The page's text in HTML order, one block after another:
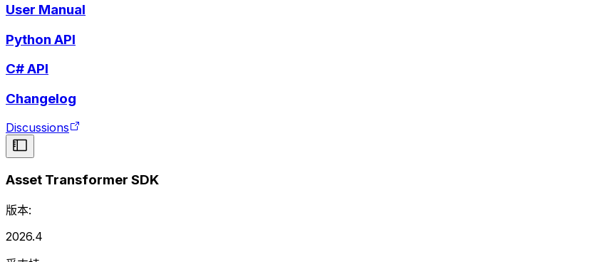
User Manual
Python API
C# API
Changelog
Discussions
Asset Transformer SDK
版本:
2026.4